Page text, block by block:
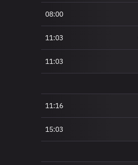
08:00
11:03
11:03
11:16
15:03